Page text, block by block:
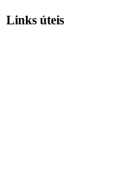
Links úteis